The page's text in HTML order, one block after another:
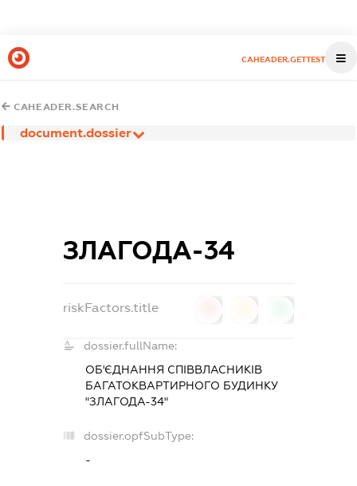
CAHEADER.GETTEST
CAHEADER.SEARCH
document.dossier
ЗЛАГОДА-34
riskFactors.title
dossier.fullName:
ОБ'ЄДНАННЯ СПІВВЛАСНИКІВ
БАГАТОКВАРТИРНОГО БУДИНКУ
"ЗЛАГОДА-34"
dossier.opfSubType:
-